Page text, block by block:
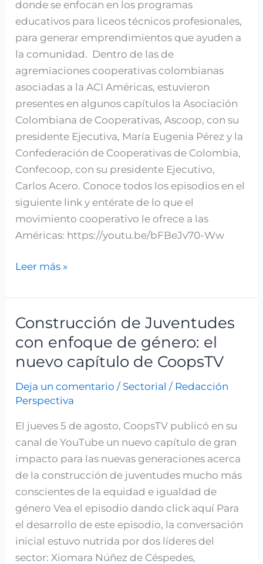
donde se enfocan en los programas
educativos para liceos técnicos profesionales,
para generar emprendimientos que ayuden a
la comunidad. Dentro de las de
agremiaciones cooperativas colombianas
asociadas a la ACI Américas, estuvieron
presentes en algunos capítulos la Asociación
Colombiana de Cooperativas, Ascoop, con su
presidente Ejecutiva, María Eugenia Pérez y la
Confederación de Cooperativas de Colombia,
Confecoop, con su presidente Ejecutivo,
Carlos Acero. Conoce todos los episodios en el
siguiente link y entérate de lo que el
movimiento cooperativo le ofrece a las
Américas: https://youtu.be/bFBeJv70-Ww
Leer más »
Construcción de Juventudes
con enfoque de género: el
nuevo capítulo de CoopsTV
Deja un comentario / Sectorial / Redacción
Perspectiva
El jueves 5 de agosto, CoopsTV publicó en su
canal de YouTube un nuevo capítulo de gran
impacto para las nuevas generaciones acerca
de la construcción de juventudes mucho más
conscientes de la equidad e igualdad de
género Vea el episodio dando click aquí Para
el desarrollo de este episodio, la conversación
inicial estuvo nutrida por dos líderes del
sector: Xiomara Núñez de Céspedes,
Construcción
de
con
enfoque
de
género:
nuevo
capítulo
CoopsTV